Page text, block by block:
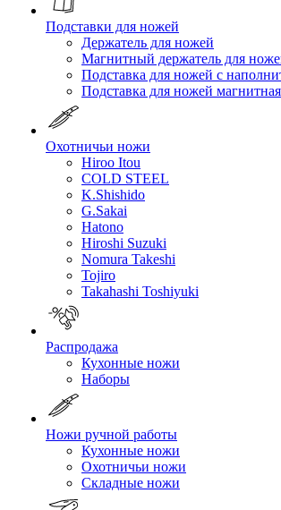
Подставки для ножей
Держатель для ножей
Магнитный держатель для
Подставка для ножей с
Подставка для ножей магнитная
Охотничьи ножи
Hiroo Itou
COLD STEEL
K.Shishido
G.Sakai
Hatono
Hiroshi Suzuki
Nomura Takeshi
Tojiro
Takahashi Toshiyuki
Распродажа
Кухонные ножи
Наборы
Ножи ручной работы
Кухонные ножи
Охотничьи ножи
Складные ножи